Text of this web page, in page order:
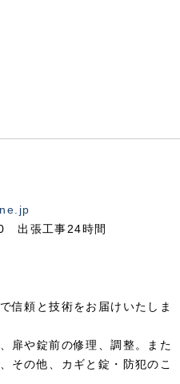
出張工事24時間
信頼と技術をお届けいたしま
扉や錠前の修理、調整。また
その他、カギと錠・防犯のこ